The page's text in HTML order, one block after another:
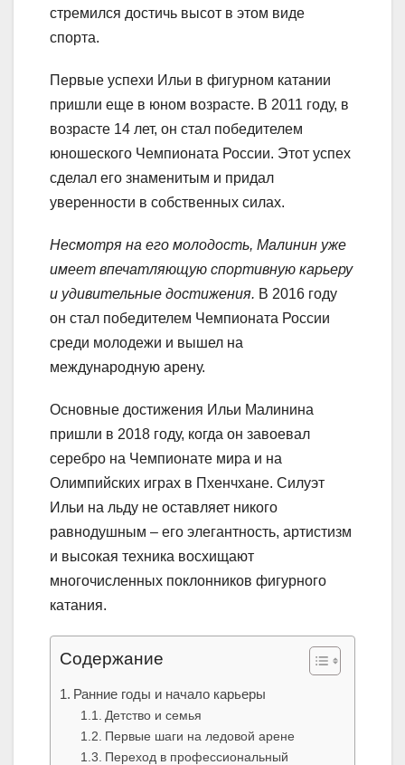
стремился достичь высот в этом виде
спорта.
Первые успехи Ильи в фигурном катании
пришли еще в юном возрасте. В 2011 году, в
возрасте 14 лет, он стал победителем
юношеского Чемпионата России. Этот успех
сделал его знаменитым и придал
уверенности в собственных силах.
Несмотря на его молодость, Малинин уже
имеет впечатляющую спортивную карьеру
и удивительные достижения. В 2016 году
он стал победителем Чемпионата России
среди молодежи и вышел на
международную арену.
Основные достижения Ильи Малинина
пришли в 2018 году, когда он завоевал
серебро на Чемпионате мира и на
Олимпийских играх в Пхенчхане. Силуэт
Ильи на льду не оставляет никого
равнодушным – его элегантность, артистизм
и высокая техника восхищают
многочисленных поклонников фигурного
катания.
Содержание
Ранние годы и начало карьеры
Детство и семья
Первые шаги на ледовой арене
Переход в профессиональный